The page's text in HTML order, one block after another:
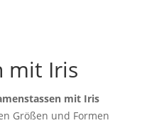
mit Iris
mit Iris
Größen und Formen